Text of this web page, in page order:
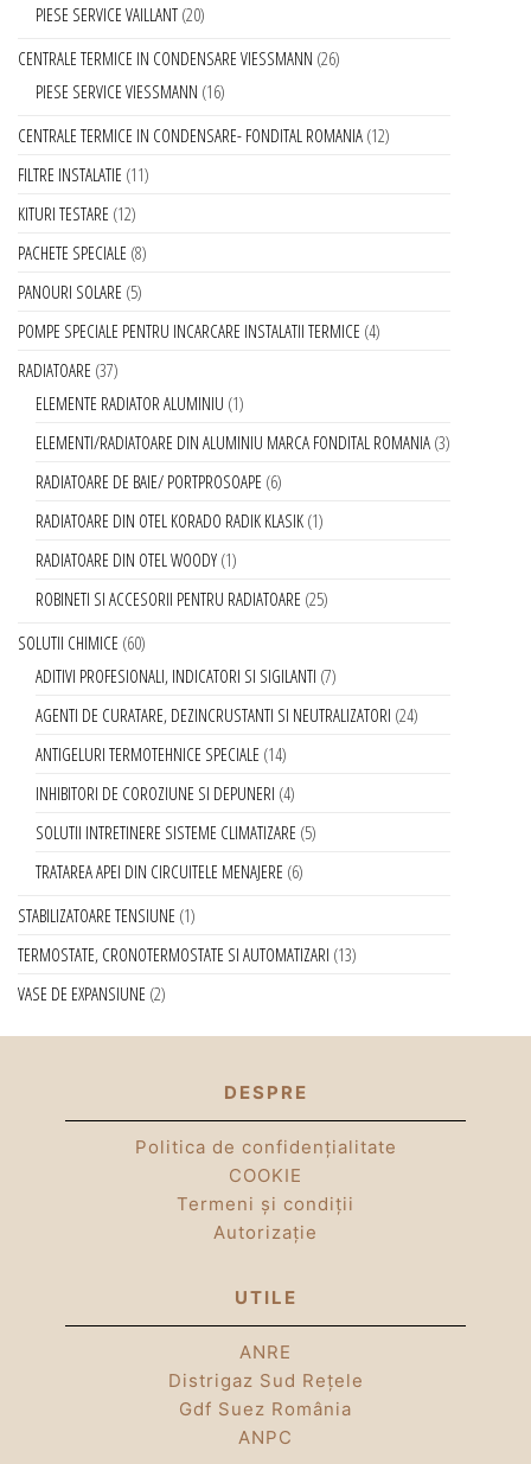
PIESE SERVICE VAILLANT 20
CENTRALE TERMICE IN CONDENSARE VIESSMANN 26
PIESE SERVICE VIESSMANN 16
CENTRALE TERMICE IN CONDENSARE- FONDITAL ROMANIA 12
FILTRE INSTALATIE 11
KITURI TESTARE 12
PACHETE SPECIALE 8
PANOURI SOLARE 5
POMPE SPECIALE PENTRU INCARCARE INSTALATII TERMICE 4
RADIATOARE 37
ELEMENTE RADIATOR ALUMINIU 1
ELEMENTI/RADIATOARE DIN ALUMINIU MARCA FONDITAL ROMANIA 3
RADIATOARE DE BAIE/ PORTPROSOAPE 6
RADIATOARE DIN OTEL KORADO RADIK KLASIK 1
RADIATOARE DIN OTEL WOODY 1
ROBINETI SI ACCESORII PENTRU RADIATOARE 25
SOLUTII CHIMICE 60
ADITIVI PROFESIONALI, INDICATORI SI SIGILANTI 7
AGENTI DE CURATARE, DEZINCRUSTANTI SI NEUTRALIZATORI 24
ANTIGELURI TERMOTEHNICE SPECIALE 14
INHIBITORI DE COROZIUNE SI DEPUNERI 4
SOLUTII INTRETINERE SISTEME CLIMATIZARE 5
TRATAREA APEI DIN CIRCUITELE MENAJERE 6
STABILIZATOARE TENSIUNE 1
TERMOSTATE, CRONOTERMOSTATE SI AUTOMATIZARI 13
VASE DE EXPANSIUNE 2
DESPRE
Politica de confidențialitate
COOKIE
Termeni și condiții
Autorizație
UTILE
ANRE
Distrigaz Sud Rețele
Gdf Suez România
ANPC